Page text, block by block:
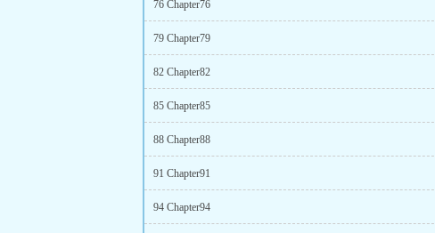
76 Chapter76
79 Chapter79
82 Chapter82
85 Chapter85
88 Chapter88
91 Chapter91
94 Chapter94